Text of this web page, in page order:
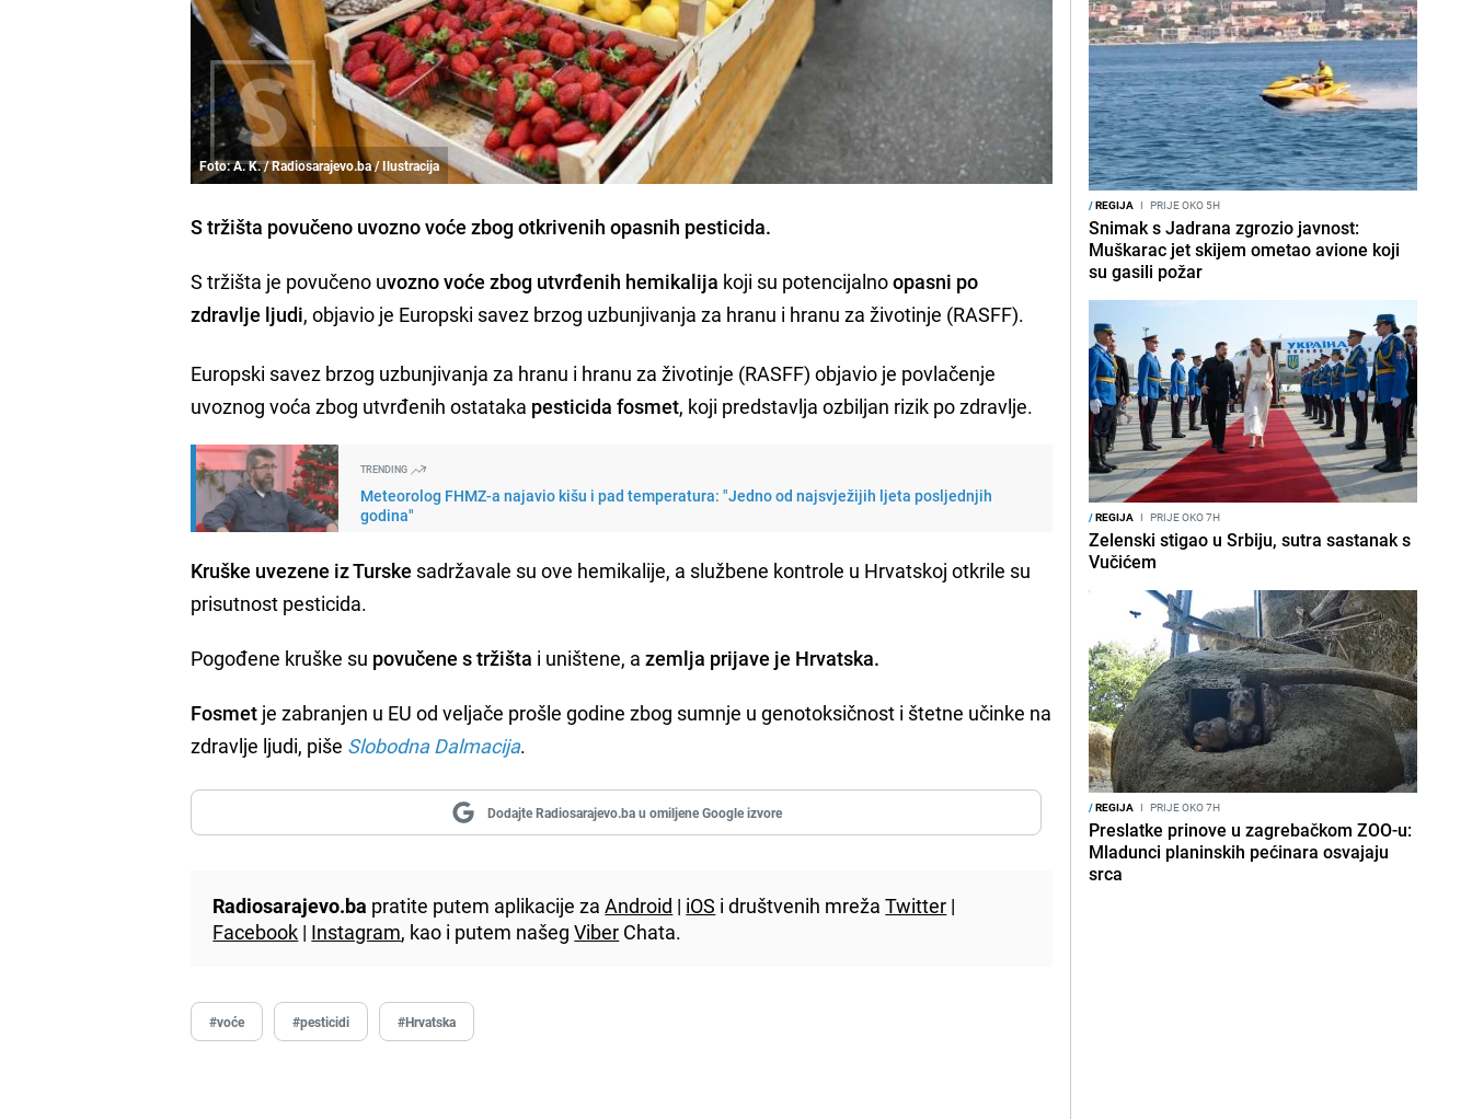
Foto: A. K. / Radiosarajevo.ba / Ilustracija
S tržišta povučeno uvozno voće zbog otkrivenih opasnih pesticida.
S tržišta je povučeno uvozno voće zbog utvrđenih hemikalija koji su potencijalnoopasni po
zdravlje ljudi, objavio je Europski savez brzog uzbunjivanja za hranu i hranu za životinje (RASFF).
Europski savez brzog uzbunjivanja za hranu i hranu za životinje (RASFF) objavio je povlačenje
uvoznog voća zbog utvrđenih ostataka pesticida fosmet, koji predstavlja ozbiljan rizik po zdravlje.
TRENDING
Meteorolog FHMZ-a najavio kišu i pad temperatura: "Jedno od najsvježijih ljeta posljednjih
godina"
Kruške uvezene iz Turske sadržavale su ove hemikalije, a službene kontrole u Hrvatskoj otkrile su
prisutnost pesticida.
Pogođene kruške su povučene s tržišta i uništene, azemlja prijave je Hrvatska.
Fosmet je zabranjen u EU od veljače prošle godine zbog sumnje u genotoksičnost i štetne učinke na
zdravlje ljudi, piše Slobodna Dalmacija.
Dodajte Radiosarajevo.ba u omiljene Google izvore
Radiosarajevo.ba pratite putem aplikacije zaAndroid | iOS i društvenih mrežaTwitter |
Facebook | Instagram, kao i putem našegViber Chata.
#voće #pesticidi #Hrvatska
/REGIJA I PRIJE OKO 5H
Snimak s Jadrana zgrozio javnost:
Muškarac jet skijem ometao avione koji
su gasili požar
/REGIJA I PRIJE OKO 7H
Zelenski stigao u Srbiju, sutra sastanak s
Vučićem
/REGIJA I PRIJE OKO 7H
Preslatke prinove u zagrebačkom ZOO-u:
Mladunci planinskih pećinara osvajaju
srca